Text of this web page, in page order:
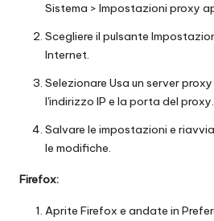
Sistema > Impostazioni proxy
Scegliere il pulsante
Internet.
Selezionare Usa un server
l'indirizzo IP e la porta del proxy.
Salvare le impostazioni e
le modifiche.
Firefox:
Aprite Firefox e andate in